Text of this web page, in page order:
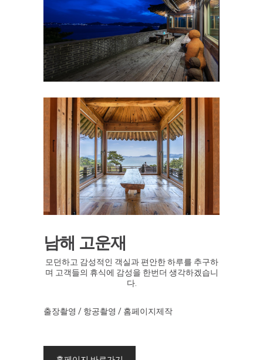
남해 고운재
모던하고 감성적인 객실과 편안한 하루를 추구하
며 고객들의 휴식에 감성을 한번더 생각하겠습니
다.
출장촬영 / 항공촬영 / 홈페이지제작